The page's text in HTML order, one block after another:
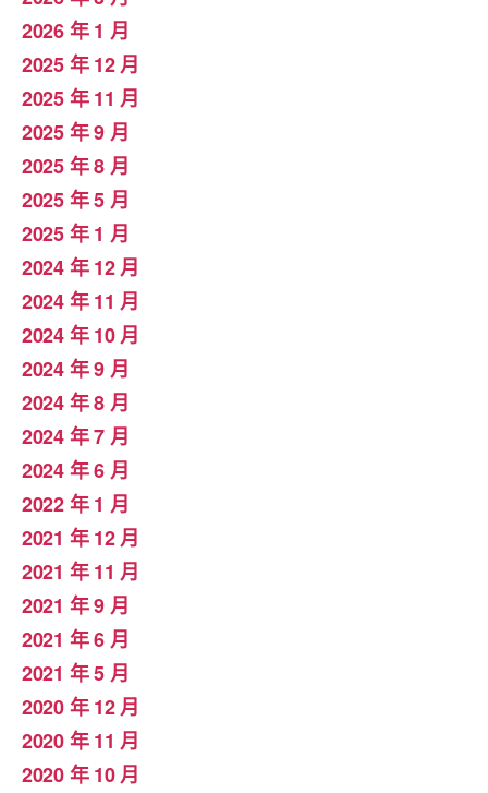
2026 年 1 月
2025 年 12 月
2025 年 11 月
2025 年 9 月
2025 年 8 月
2025 年 5 月
2025 年 1 月
2024 年 12 月
2024 年 11 月
2024 年 10 月
2024 年 9 月
2024 年 8 月
2024 年 7 月
2024 年 6 月
2022 年 1 月
2021 年 12 月
2021 年 11 月
2021 年 9 月
2021 年 6 月
2021 年 5 月
2020 年 12 月
2020 年 11 月
2020 年 10 月